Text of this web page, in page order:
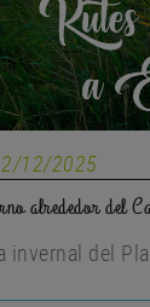
12/2025
alrededor del
invernal del